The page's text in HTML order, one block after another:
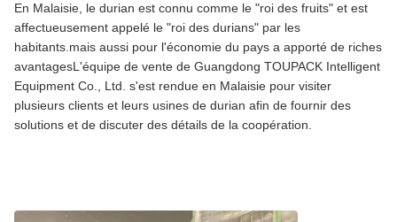
En Malaisie, le durian est connu comme le "roi des fruits" et est
affectueusement appelé le "roi des durians" par les
habitants.mais aussi pour l'économie du pays a apporté de riches
avantagesL'équipe de vente de Guangdong TOUPACK Intelligent
Equipment Co., Ltd. s'est rendue en Malaisie pour visiter
plusieurs clients et leurs usines de durian afin de fournir des
solutions et de discuter des détails de la coopération.